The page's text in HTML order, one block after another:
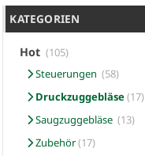
KATEGORIEN
Hot (105)
Steuerungen (58)
Druckzuggebläse(17)
Saugzuggebläse (13)
Zubehör(17)